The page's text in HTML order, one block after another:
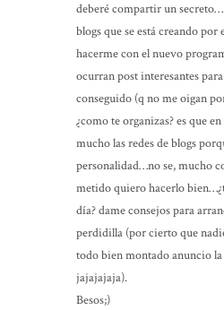
deberé compartir un
blogs que se está creando
hacerme con el nuevo
ocurran post interesantes
conseguido (q no me oigan
¿como te organizas? es que
mucho las redes de blogs
personalidad…no se, mucho
metido quiero hacerlo
día? dame consejos para
perdidilla (por cierto que
todo bien montado anuncio
jajajajaja).
Besos;)